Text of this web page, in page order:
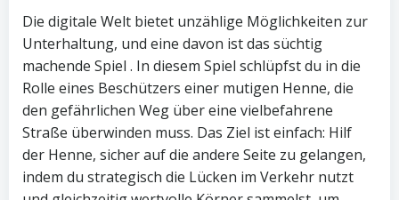
Die digitale Welt bietet unzählige Möglichkeiten zur
Unterhaltung, und eine davon ist das süchtig
machende Spiel . In diesem Spiel schlüpfst du in die
Rolle eines Beschützers einer mutigen Henne, die
den gefährlichen Weg über eine vielbefahrene
Straße überwinden muss. Das Ziel ist einfach: Hilf
der Henne, sicher auf die andere Seite zu gelangen,
indem du strategisch die Lücken im Verkehr nutzt